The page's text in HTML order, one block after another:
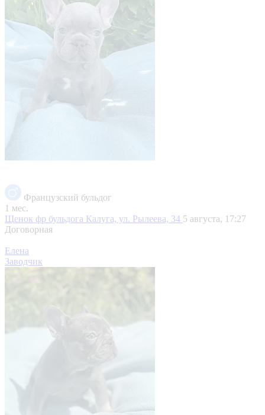
Французский бульдог
1 мес.
Щенок фр бульдога Калуга, ул. Рылеева, 34 5 августа, 17:27
Договорная
Елена
Заводчик